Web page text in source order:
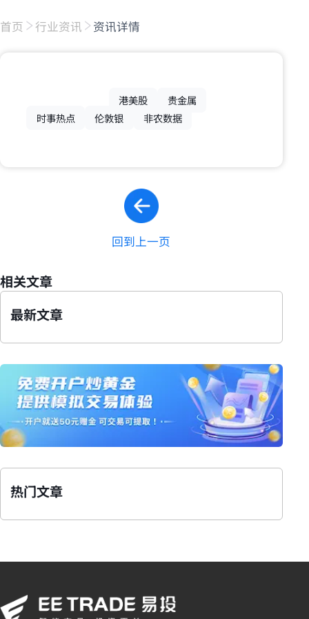
首页 行业资讯 资讯详情
港美股
贵金属
时事热点
伦敦银 非农数据
回到上一页
相关文章
最新文章
热门文章